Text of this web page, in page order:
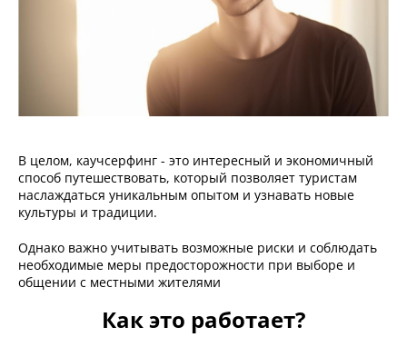
В целом, каучсерфинг - это интересный и экономичный
способ путешествовать, который позволяет туристам
наслаждаться уникальным опытом и узнавать новые
культуры и традиции.
Однако важно учитывать возможные риски и соблюдать
необходимые меры предосторожности при выборе и
общении с местными жителями
Как это работает?